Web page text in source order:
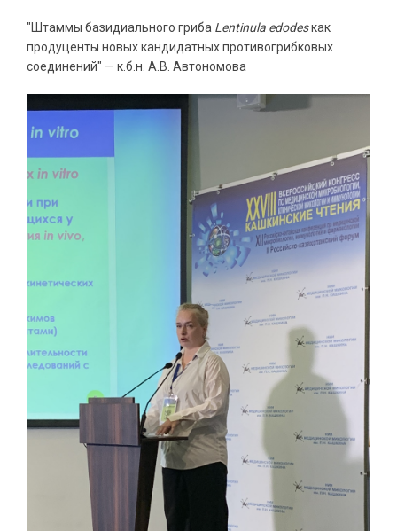
"Штаммы базидиального гриба Lentinula edodesкак
продуценты новых кандидатных противогрибковых
соединений" — к.б.н. А.В. Автономова